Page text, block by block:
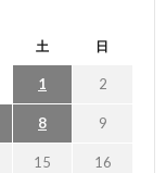
土 日
1 2
8 9
15 16